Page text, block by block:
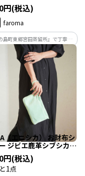
円(税込)
faroma
島町東郷宮田蒸留所』で丁寧に
た、希少なエッセンシャルオイ
と、枝葉を別々に蒸留し、2種の
出しています。 ～樹木の凛とし
趣ある華やかな いにしえの森の
香り～
（エニシカ） お財布シ
ジビエ鹿革シブシカク
ムネ 1個
円(税込)
1点